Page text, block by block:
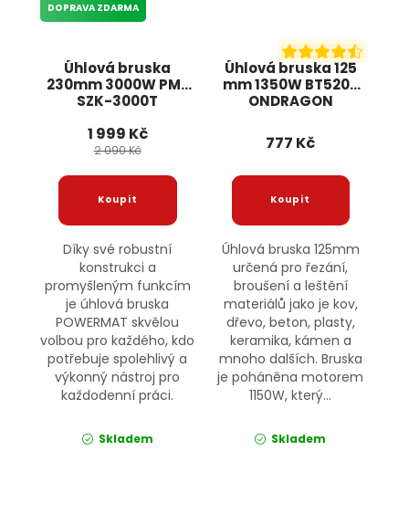
Úhlová bruska
230mm 3000W PM-
SZK-3000T
DOPRAVA ZDARMA
1 999 Kč
2 090 Kč
Díky své robustní
konstrukci a
promyšleným funkcím
je úhlová bruska
POWERMAT skvělou
volbou pro každého, kdo
potřebuje spolehlivý a
výkonný nástroj pro
každodenní práci.
Skladem
Úhlová bruska 125
mm 1350W BT5205
ONDRAGON
777 Kč
Úhlová bruska 125mm
určená pro řezání,
broušení a leštění
materiálů jako je kov,
dřevo, beton, plasty,
keramika, kámen a
mnoho dalších. Bruska
je poháněna motorem
1150W, který...
Skladem